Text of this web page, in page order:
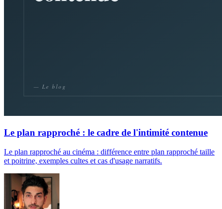
Le plan rapproché : le cadre de l'intimité contenue
Le plan rapproché au cinéma : différence entre plan rapproché taille
et poitrine, exemples cultes et cas d'usage narratifs.